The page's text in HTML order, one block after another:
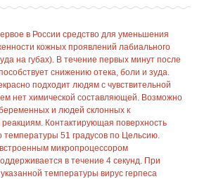
в России средство для уменьшения
кожных проявлений лабиального
на губах). В течение первых минут после
снижению отека, боли и зуда.
подходит людям с чувствительной
нет химической составляющей. Возможно
и людей склонных к
реакциям. Контактирующая поверхность
температуры 51 градусов по Цельсию.
микропроцессором
в течение 4 секунд. При
температуры вирус герпеса